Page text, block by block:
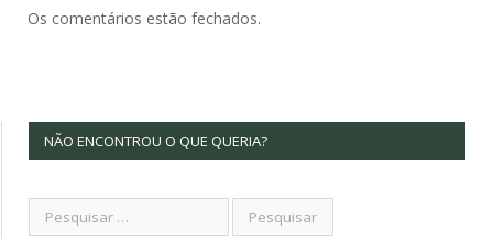
Os comentários estão fechados.
NÃO ENCONTROU O QUE QUERIA?